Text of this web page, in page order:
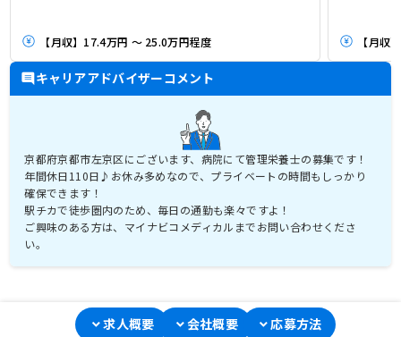
【月収】17.4万円 ～ 25.0万円程度 【月収
キャリアアドバイザーコメント
京都府京都市左京区にございます、病院にて管理栄養士の募集です！
年間休日110日♪お休み多めなので、プライベートの時間もしっかり
確保できます！
駅チカで徒歩圏内のため、毎日の通勤も楽々ですよ！
ご興味のある方は、マイナビコメディカルまでお問い合わせくださ
い。
求人概要 会社概要 応募方法